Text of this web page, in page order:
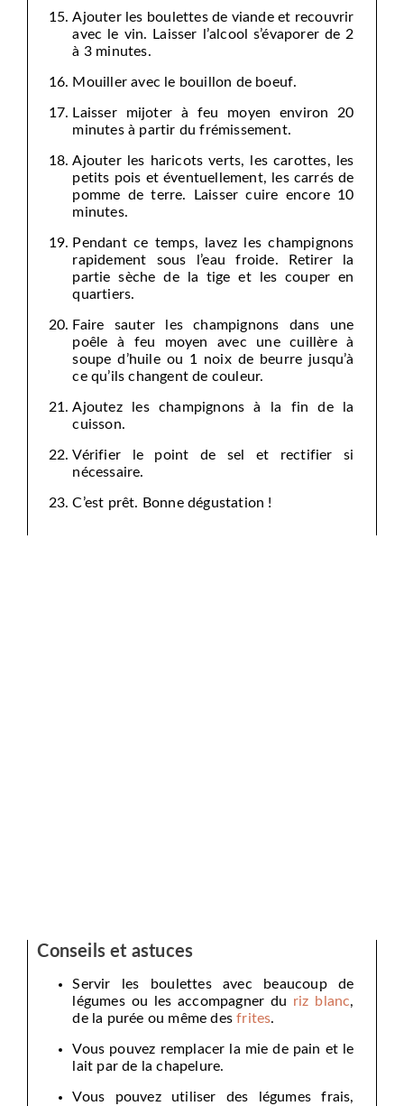
Ajouter les boulettes de viande et recouvrir
avec le vin. Laisser l’alcool s’évaporer de 2
à 3 minutes.
Mouiller avec le bouillon de boeuf.
Laisser mijoter à feu moyen environ 20
minutes à partir du frémissement.
Ajouter les haricots verts, les carottes, les
petits pois et éventuellement, les carrés de
pomme de terre. Laisser cuire encore 10
minutes.
Pendant ce temps, lavez les champignons
rapidement sous l’eau froide. Retirer la
partie sèche de la tige et les couper en
quartiers.
Faire sauter les champignons dans une
poêle à feu moyen avec une cuillère à
soupe d’huile ou 1 noix de beurre jusqu’à
ce qu’ils changent de couleur.
Ajoutez les champignons à la fin de la
cuisson.
Vérifier le point de sel et rectifier si
nécessaire.
C’est prêt. Bonne dégustation !
Conseils et astuces
Servir les boulettes avec beaucoup de
légumes ou les accompagner du riz blanc,
de la purée ou même desfrites.
Vous pouvez remplacer la mie de pain et le
lait par de la chapelure.
Vous pouvez utiliser des légumes frais,